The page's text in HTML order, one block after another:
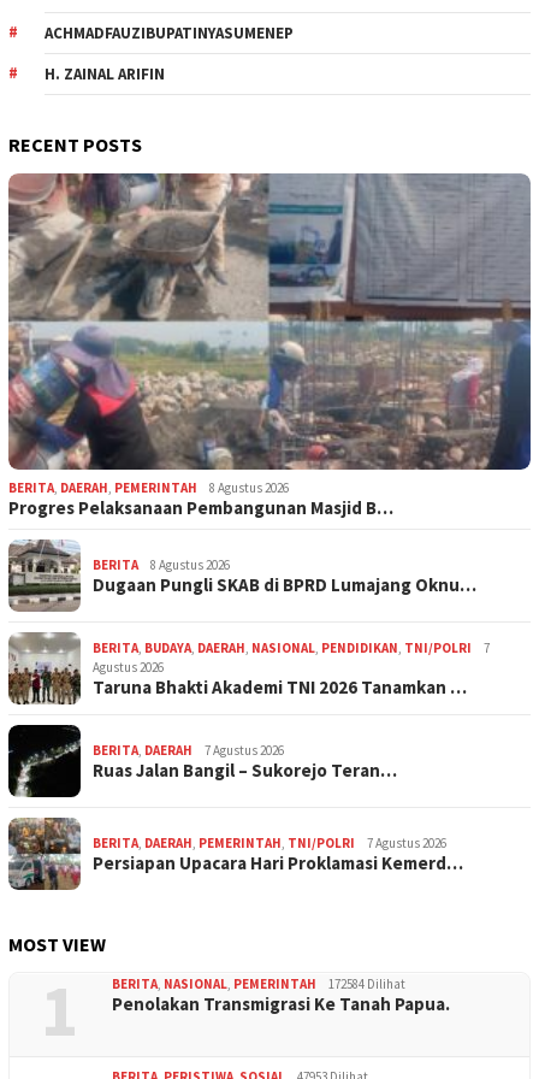
ACHMADFAUZIBUPATINYASUMENEP
H. ZAINAL ARIFIN
RECENT POSTS
BERITA, DAERAH, PEMERINTAH 8 Agustus 2026
Progres Pelaksanaan Pembangunan Masjid B…
BERITA 8 Agustus 2026
Dugaan Pungli SKAB di BPRD Lumajang Oknu…
BERITA, BUDAYA, DAERAH, NASIONAL, PENDIDIKAN, TNI/POLRI
7
Agustus 2026
Taruna Bhakti Akademi TNI 2026 Tanamkan …
BERITA, DAERAH 7 Agustus 2026
Ruas Jalan Bangil – Sukorejo Teran…
BERITA, DAERAH, PEMERINTAH, TNI/POLRI 7 Agustus 2026
Persiapan Upacara Hari Proklamasi Kemerd…
MOST VIEW
1 BERITA, NASIONAL, PEMERINTAH 172584 Dilihat
Penolakan Transmigrasi Ke Tanah Papua.